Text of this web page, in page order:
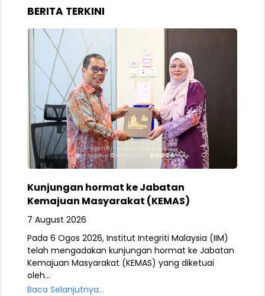
BERITA TERKINI
Kunjungan hormat ke Jabatan
Kemajuan Masyarakat (KEMAS)
7 August 2026
Pada 6 Ogos 2026, Institut Integriti Malaysia (IIM)
telah mengadakan kunjungan hormat ke Jabatan
Kemajuan Masyarakat (KEMAS) yang diketuai
oleh...
Baca Selanjutnya...